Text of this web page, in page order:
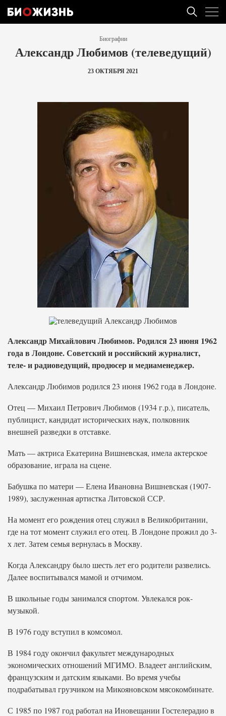
Биографии
Александр Любимов (телеведущий)
23 ОКТЯБРЯ 2021
Александр Михайлович Любимов. Родился 23 июня 1962
года в Лондоне. Советский и российский журналист,
теле- и радиоведущий, продюсер и медиаменеджер.
Александр Любимов родился 23 июня 1962 года в Лондоне.
Отец — Михаил Петрович Любимов (1934 г.р.), писатель,
публицист, кандидат исторических наук, полковник
внешней разведки в отставке.
Мать — актриса Екатерина Вишневская, имела актерское
образование, играла на сцене.
Бабушка по матери — Елена Ивановна Вишневская (1907-
1989), заслуженная артистка Литовской ССР.
На момент его рождения отец служил в Великобритании,
где на тот момент служил его отец. В Лондоне прожил до 3-
х лет. Затем семья вернулась в Москву.
Когда Александру было шесть лет его родители развелись.
Далее воспитывался мамой и отчимом.
В школьные годы занимался спортом. Увлекался рок-
музыкой.
В 1976 году вступил в комсомол.
В 1984 году окончил факультет международных
экономических отношений МГИМО. Владеет английским,
французским и датским языками. Во время учебы
подрабатывал грузчиком на Микояновском мясокомбинате.
С 1985 по 1987 год работал на Иновещании Гостелерадио в